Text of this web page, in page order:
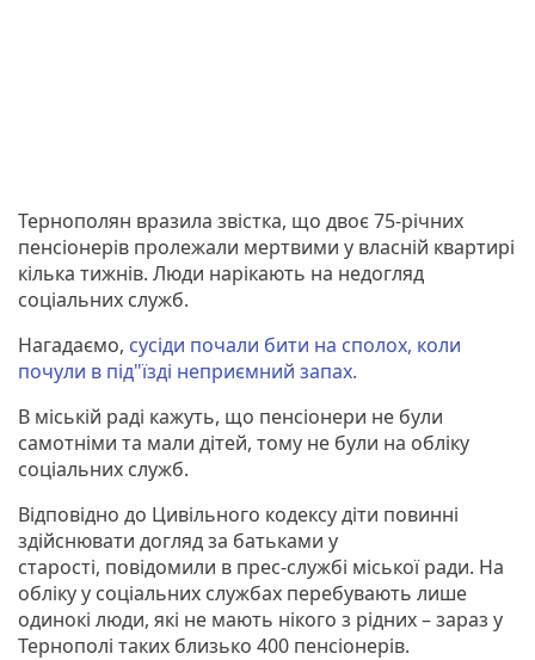
Тернополян вразила звістка, що двоє 75-річних
пенсіонерів пролежали мертвими у власній квартирі
кілька тижнів. Люди нарікають на недогляд
соціальних служб.
Нагадаємо, сусіди почали бити на сполох, коли
почули в під"їзді неприємний запах.
В міській раді кажуть, що пенсіонери не були
самотніми та мали дітей, тому не були на обліку
соціальних служб.
Відповідно до Цивільного кодексу діти повинні
здійснювати догляд за батьками у
старості, повідомили в прес-службі міської ради. На
обліку у соціальних службах перебувають лише
одинокі люди, які не мають нікого з рідних – зараз у
Тернополі таких близько 400 пенсіонерів.